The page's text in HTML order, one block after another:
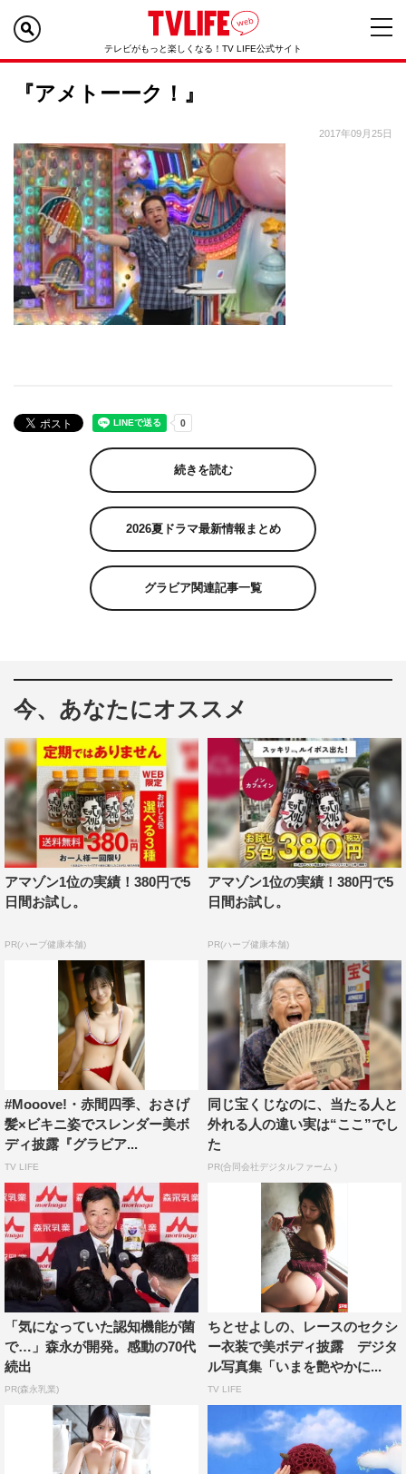
テレビがもっと楽しくなる！TV LIFE公式サイト
『アメトーーク！』
2017年09月25日
続きを読む
2026夏ドラマ最新情報まとめ
グラビア関連記事一覧
今、あなたにオススメ
アマゾン1位の実績！380円で5
日間お試し。
PR(ハーブ健康本舗)
アマゾン1位の実績！380円で5
日間お試し。
PR(ハーブ健康本舗)
#Mooove!・赤間四季、おさげ
髪×ビキニ姿でスレンダー美ボ
ディ披露『グラビア...
TV LIFE
同じ宝くじなのに、当たる人と
外れる人の違い実は“ここ”でし
た
PR(合同会社デジタルファーム )
「気になっていた認知機能が菌
で…」森永が開発。感動の70代
続出
PR(森永乳業)
ちとせよしの、レースのセクシ
ー衣装で美ボディ披露 デジタ
ル写真集「いまを艶やかに...
TV LIFE